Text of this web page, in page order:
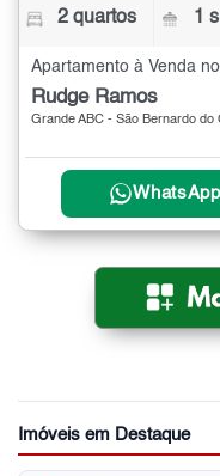
2 quartos 1
Apartamento à Venda
Rudge Ramos
Grande ABC - São Bernardo do
WhatsApp
Imóveis em Destaque